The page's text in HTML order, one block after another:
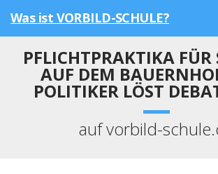
Was ist VORBILD-SCHULE?
PFLICHTPRAKTIKA FÜR
AUF DEM
POLITIKER LÖST
auf vorbild-